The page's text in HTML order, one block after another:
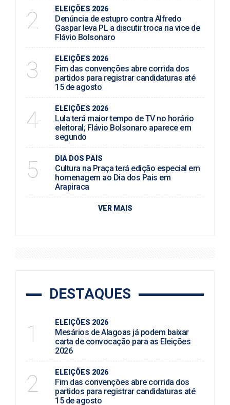
2 ELEIÇÕES 2026
Denúncia de estupro contra Alfredo
Gaspar leva PL a discutir troca na vice de
Flávio Bolsonaro
3 ELEIÇÕES 2026
Fim das convenções abre corrida dos
partidos para registrar candidaturas até
15 de agosto
4 ELEIÇÕES 2026
Lula terá maior tempo de TV no horário
eleitoral; Flávio Bolsonaro aparece em
segundo
5 DIA DOS PAIS
Cultura na Praça terá edição especial em
homenagem ao Dia dos Pais em
Arapiraca
VER MAIS
DESTAQUES
1 ELEIÇÕES 2026
Mesários de Alagoas já podem baixar
carta de convocação para as Eleições
2026
2 ELEIÇÕES 2026
Fim das convenções abre corrida dos
partidos para registrar candidaturas até
15 de agosto